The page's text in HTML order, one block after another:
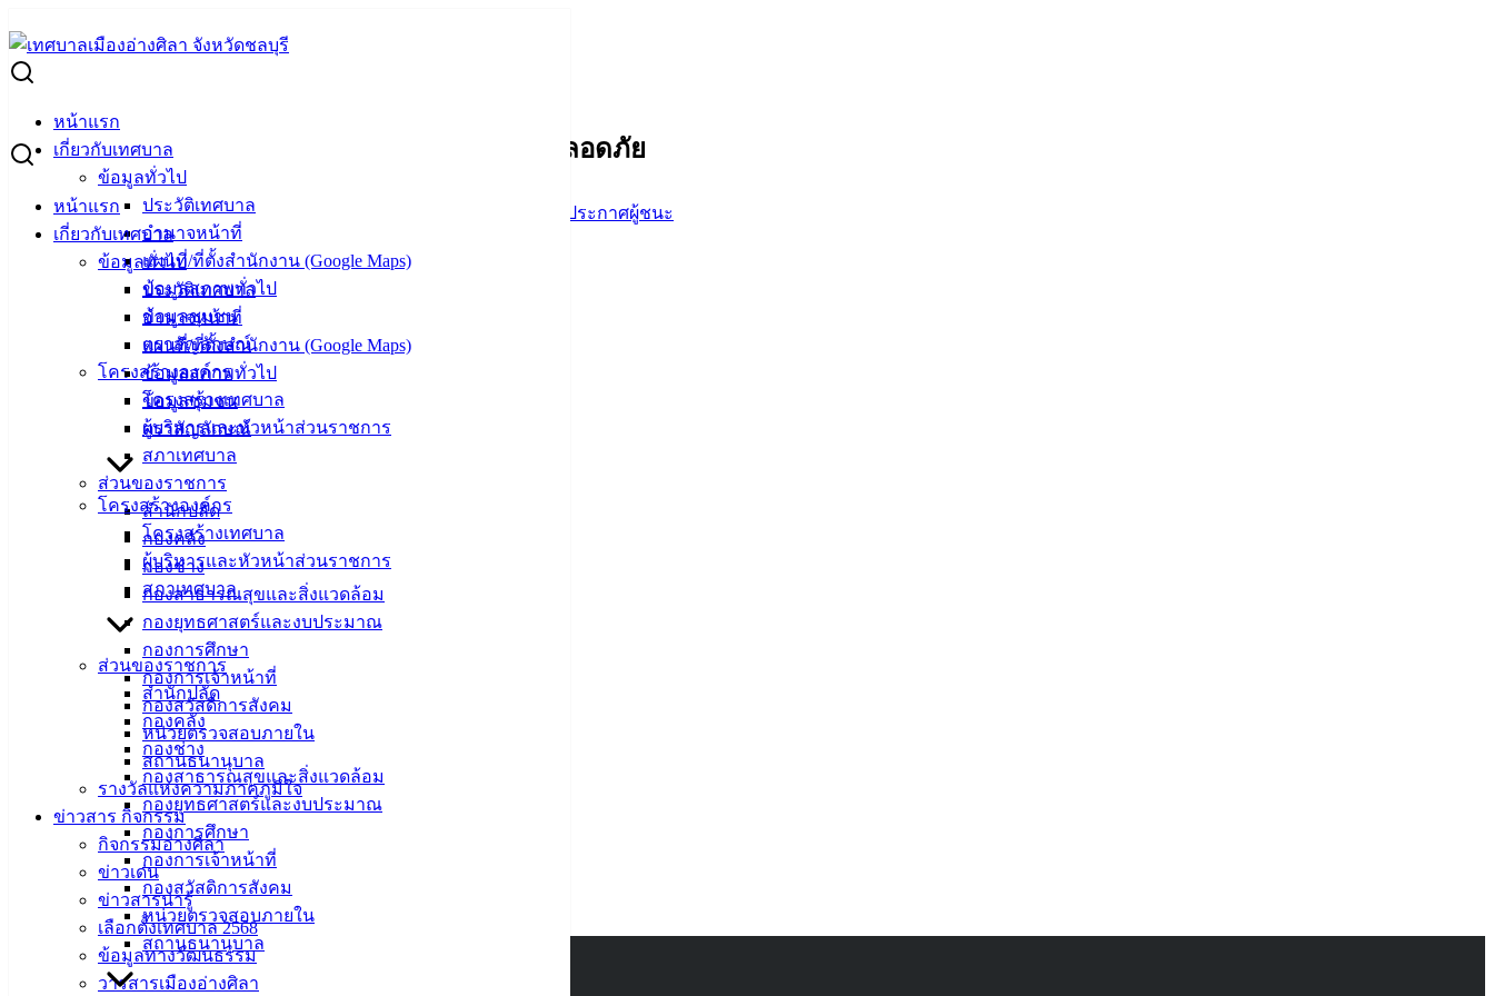
to
content
หน้าแรก
เกี่ยวกับเทศบาล
ข้อมูลทั่วไป
ประวัติเทศบาล
อำนาจหน้าที่
แผนที่/ที่ตั้งสำนักงาน (Google Maps)
ข้อมูลสภาพทั่วไป
ข้อมูลชุมชน
ตราสัญลักษณ์
โครงสร้างองค์กร
โครงสร้างเทศบาล
ผู้บริหารและหัวหน้าส่วนราชการ
สภาเทศบาล
ส่วนของราชการ
สำนักปลัด
กองคลัง
กองช่าง
กองสาธารณสุขและสิ่งแวดล้อม
กองยุทธศาสตร์และงบประมาณ
กองการศึกษา
กองการเจ้าหน้าที่
กองสวัสดิการสังคม
หน่วยตรวจสอบภายใน
สถานธนานุบาล
รางวัลแห่งความภาคภูมิใจ
ข่าวสาร กิจกรรม
กิจกรรมอ่างศิลา
ข่าวเด่น
ข่าวสารน่ารู้
เลือกตั้งเทศบาล 2568
ข้อมูลทางวัฒนธรรม
วารสารเมืองอ่างศิลา
หน้าแรก
เกี่ยวกับเทศบาล
ข้อมูลทั่วไป
ประวัติเทศบาล
อำนาจหน้าที่
แผนที่/ที่ตั้งสำนักงาน (Google Maps)
ข้อมูลสภาพทั่วไป
ข้อมูลชุมชน
ตราสัญลักษณ์
โครงสร้างองค์กร
โครงสร้างเทศบาล
ผู้บริหารและหัวหน้าส่วนราชการ
สภาเทศบาล
ส่วนของราชการ
สำนักปลัด
กองคลัง
กองช่าง
กองสาธารณสุขและสิ่งแวดล้อม
กองยุทธศาสตร์และงบประมาณ
กองการศึกษา
กองการเจ้าหน้าที่
กองสวัสดิการสังคม
หน่วยตรวจสอบภายใน
สถานธนานุบาล
Search
for:
ผู้ชนะการเสนอราคา ทำแผ่นพับโครงการอาหารปลอดภัย
กรกฎาคม 9, 2025กรกฎาคม 11, 2025 ประกาศผู้ชนะ
ทำแผ่นพับโครงการอาหารปลอดภัย ดาวน์โหลด
เทศบาลเมืองอ่างศิลา